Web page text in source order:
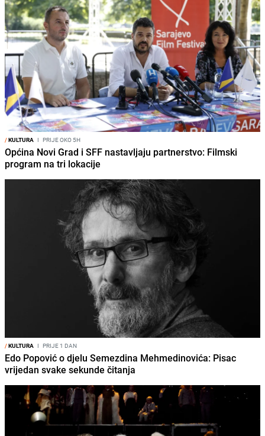
/KULTURA I PRIJE OKO 5H
Općina Novi Grad i SFF nastavljaju partnerstvo: Filmski
program na tri lokacije
/KULTURA I PRIJE 1 DAN
Edo Popović o djelu Semezdina Mehmedinovića: Pisac
vrijedan svake sekunde čitanja